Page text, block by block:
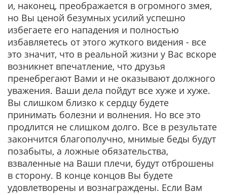
и, наконец, преображается в огромного змея,
но Вы ценой безумных усилий успешно
избегаете его нападения и полностью
избавляетесь от этого жуткого видения - все
это значит, что в реальной жизни у Вас вскоре
возникнет впечатление, что друзья
пренебрегают Вами и не оказывают должного
уважения. Ваши дела пойдут все хуже и хуже.
Вы слишком близко к сердцу будете
принимать болезни и волнения. Но все это
продлится не слишком долго. Все в результате
закончится благополучно, мнимые беды будут
позабыты, а ложные обязательства,
взваленные на Ваши плечи, будут отброшены
в сторону. В конце концов Вы будете
удовлетворены и вознаграждены. Если Вам